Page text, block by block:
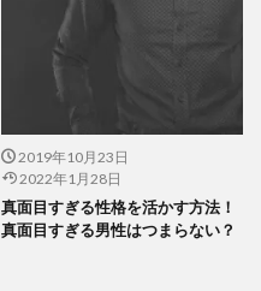
2019年10月23日
2022年1月28日
真面目すぎる性格を活かす方法！
真面目すぎる男性はつまらない？